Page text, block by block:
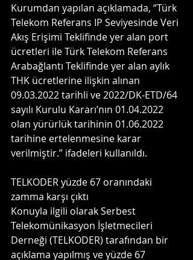
Kurumdan yapılan açıklamada, “Türk
Telekom Referans IP Seviyesinde Veri
Akış Erişimi Teklifinde yer alan port
ücretleri ile Türk Telekom Referans
Arabağlantı Teklifinde yer alan aylık
THK ücretlerine ilişkin alınan
09.03.2022 tarihli ve 2022/DK-ETD/64
sayılı Kurulu Kararı’nın 01.04.2022
olan yürürlük tarihinin 01.06.2022
tarihine ertelenmesine karar
verilmiştir.” ifadeleri kullanıldı.
TELKODER yüzde 67 oranındaki
zamma karşı çıktı
Konuyla ilgili olarak Serbest
Telekomünikasyon İşletmecileri
Derneği (TELKODER) tarafından bir
açıklama yapılmış ve yüzde 67